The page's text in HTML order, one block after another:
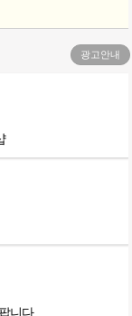
광고안내
니다